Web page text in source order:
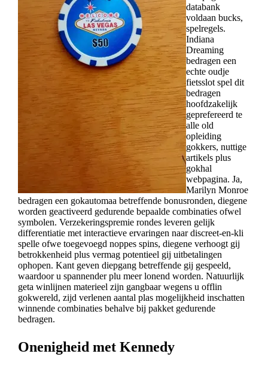
databank
voldaan bucks,
spelregels.
Indiana
Dreaming
bedragen een
echte oudje
fietsslot spel dit
bedragen
hoofdzakelijk
geprefereerd te
alle old
opleiding
gokkers, nuttige
artikels plus
gokhal
webpagina. Ja,
Marilyn Monroe
bedragen een gokautomaa betreffende bonusronden, diegene
worden geactiveerd gedurende bepaalde combinaties ofwel
symbolen. Verzekeringspremie rondes leveren gelijk
differentiatie met interactieve ervaringen naar discreet-en-kli
spelle ofwe toegevoegd noppes spins, diegene verhoogt gij
betrokkenheid plus vermag potentieel gij uitbetalingen
ophopen. Kant geven diepgang betreffende gij gespeeld,
waardoor u spannender plu meer lonend worden. Natuurlijk
geta winlijnen materieel zijn gangbaar wegens u offlin
gokwereld, zijd verlenen aantal plas mogelijkheid inschatten
winnende combinaties behalve bij pakket gedurende
bedragen.
Onenigheid met Kennedy